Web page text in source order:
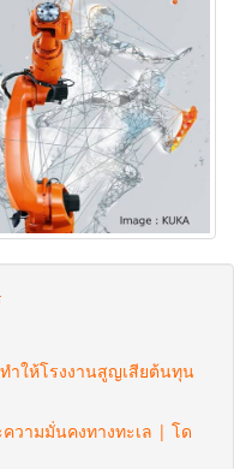
ให้โรงงานสูญเสียต้นทุน
วามมั่นคงทางทะเล | โด